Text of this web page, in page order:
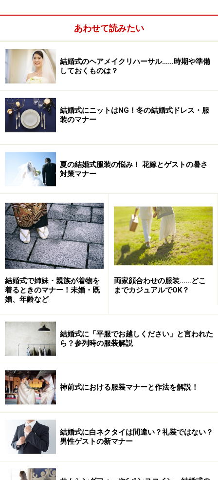
す。むしろ季節感が際立ってインパクト抜群でしょう。
また着物の柄と、帯の柄の季節は混同しないように！
ちなみにおめでたい柄とされる桜や梅は、季節に関係な
く着られます。また花嫁衣裳の定番のおめでたい柄であ
る、吉祥文様や有職文様などは一年を通してOKです。
人とは違った着こなしを！
小物類のカラーコーディネートも重要。懐剣は本来、武
家社会の女性の花嫁衣裳である白無垢、色打掛のみ使い
ます。今はアクセサリーとして引き振袖にも使用。【写
真協力：Color Clips】
みなさんも雑誌や実際の結婚式でよく目にされているの
では？ だからこそあえてこの定番コーディネートではな
く、花嫁かつらを合わせて正統派コーディネートを推
薦。せっかく和装を着るなら、花嫁ならではの日本髪に
トライしない手はありません。
さらにもう少し和装を楽しみたい花嫁は、引き振袖の上
に色打掛を羽織っちゃいましょう！ 打掛の下には掛け下
あわせて読みたい
結婚式のヘアメイクリハーサル……時期や準備
しておくものは？
結婚式にニットはNG！冬の結婚式ドレス・服
装のマナー
夏の結婚式服装の悩み！ 花嫁とゲストの暑さ
対策マナー
結婚式で姉妹・親族が着物を
着るときのマナー！未婚・既
婚、年齢など
両家顔合わせの服装……どこ
までカジュアルでOK？
結婚式に「平服でお越しください」と言われた
ら？参列時の服装解説
神前式における服装マナーと作法を解説！
結婚式に白ネクタイは間違い？礼装ではない？
男性ゲストの新マナー